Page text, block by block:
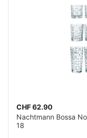
CHF 62.90
Nachtmann Bossa
18